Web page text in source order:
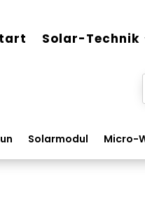
Solar-Technik
Solarmodul Micro-